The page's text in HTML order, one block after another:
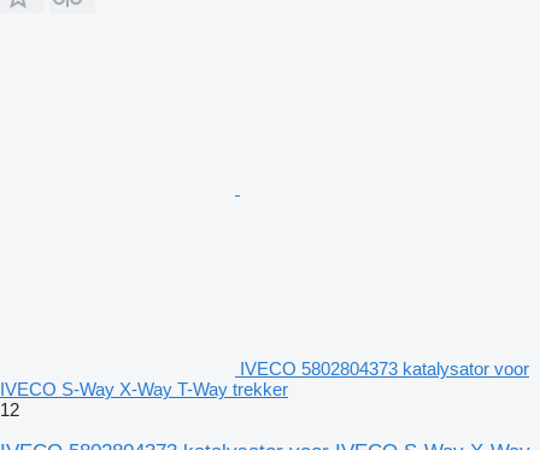
IVECO 5802804373 katalysator voor
IVECO S-Way X-Way T-Way trekker
12